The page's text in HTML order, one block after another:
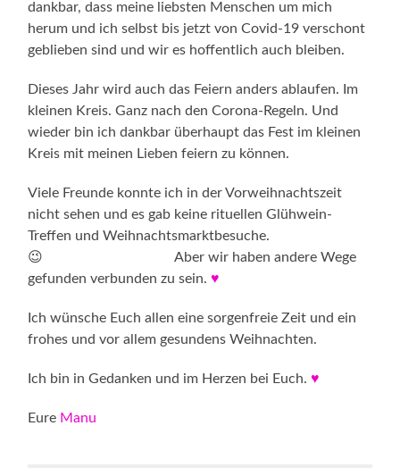
dankbar, dass meine liebsten Menschen um mich
herum und ich selbst bis jetzt von Covid-19 verschont
geblieben sind und wir es hoffentlich auch bleiben.
Dieses Jahr wird auch das Feiern anders ablaufen. Im
kleinen Kreis. Ganz nach den Corona-Regeln. Und
wieder bin ich dankbar überhaupt das Fest im kleinen
Kreis mit meinen Lieben feiern zu können.
Viele Freunde konnte ich in der Vorweihnachtszeit
nicht sehen und es gab keine rituellen Glühwein-
Treffen und Weihnachtsmarktbesuche.
😉 Aber wir haben andere Wege
gefunden verbunden zu sein.♥
Ich wünsche Euch allen eine sorgenfreie Zeit und ein
frohes und vor allem gesundens Weihnachten.
Ich bin in Gedanken und im Herzen bei Euch.♥
Eure Manu